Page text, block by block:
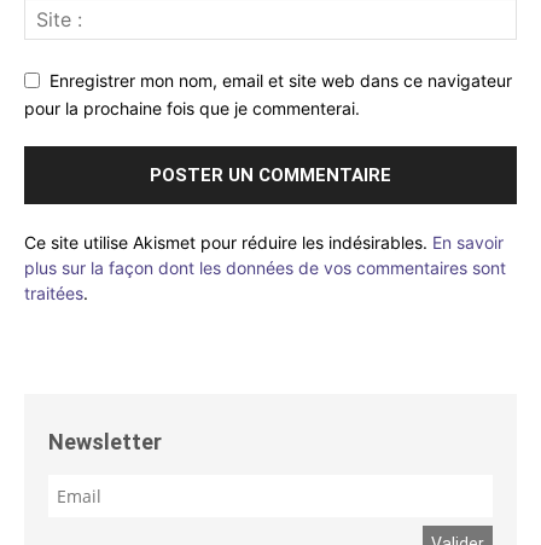
Enregistrer mon nom, email et site web dans ce navigateur
pour la prochaine fois que je commenterai.
Ce site utilise Akismet pour réduire les indésirables. En savoir
plus sur la façon dont les données de vos commentaires sont
traitées.
Newsletter